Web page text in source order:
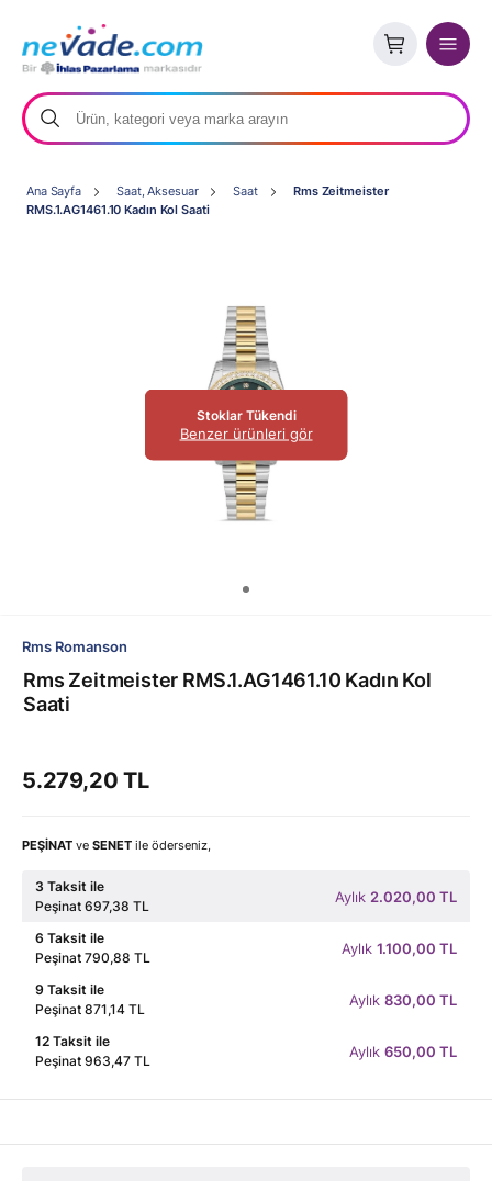
Ana Sayfa Saat, Aksesuar Saat
Rms Zeitmeister
RMS.1.AG1461.10 Kadın Kol Saati
Stoklar Tükendi
Benzer ürünleri gör
Rms Romanson
Rms Zeitmeister RMS.1.AG1461.10 Kadın Kol
Saati
5.279,20 TL
PEŞİNAT ve SENET ile öderseniz,
3 Taksit ile
Peşinat 697,38 TL
Aylık 2.020,00 TL
6 Taksit ile
Peşinat 790,88 TL
Aylık 1.100,00 TL
9 Taksit ile
Peşinat 871,14 TL
Aylık 830,00 TL
12 Taksit ile
Peşinat 963,47 TL
Aylık 650,00 TL